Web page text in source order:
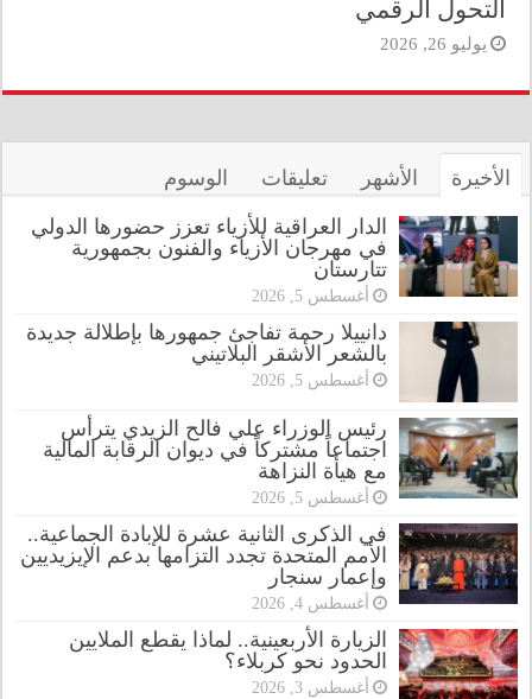
التحول الرقمي
يوليو 26, 2026
الأخيرة الأشهر تعليقات الوسوم
الدار العراقية للأزياء تعزز حضورها الدولي
في مهرجان الأزياء والفنون بجمهورية
تتارستان
أغسطس 5, 2026
دانييلا رحمة تفاجئ جمهورها بإطلالة جديدة
بالشعر الأشقر البلاتيني
أغسطس 5, 2026
رئيس الوزراء علي فالح الزيدي يترأس
اجتماعاً مشتركاً في ديوان الرقابة المالية
مع هيأة النزاهة
أغسطس 5, 2026
في الذكرى الثانية عشرة للإبادة الجماعية..
الأمم المتحدة تجدد التزامها بدعم الإيزيديين
وإعمار سنجار
أغسطس 4, 2026
الزيارة الأربعينية.. لماذا يقطع الملايين
الحدود نحو كربلاء؟
أغسطس 3, 2026